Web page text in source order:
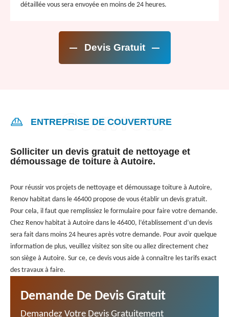
détaillée vous sera envoyée en moins de 24 heures.
Devis Gratuit
ENTREPRISE DE COUVERTURE
Solliciter un devis gratuit de nettoyage et
démoussage de toiture à Autoire.
Pour réussir vos projets de nettoyage et démoussage toiture à Autoire,
Renov habitat dans le 46400 propose de vous établir un devis gratuit.
Pour cela, il faut que remplissiez le formulaire pour faire votre demande.
Chez Renov habitat à Autoire dans le 46400, l’établissement d’un devis
sera fait dans moins 24 heures après votre demande. Pour avoir quelque
information de plus, veuillez visitez son site ou allez directement chez
son siège à Autoire. Sur ce, ce devis vous aide à connaître les tarifs exact
des travaux à faire.
Demande De Devis Gratuit
Demandez Votre Devis Gratuitement